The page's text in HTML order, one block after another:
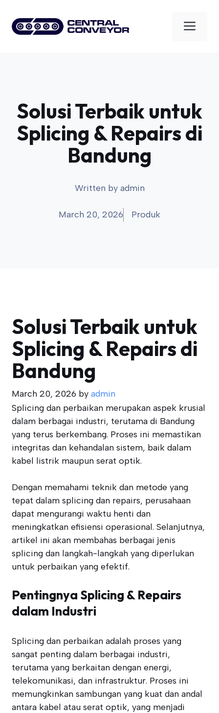
content
Solusi Terbaik untuk
Splicing & Repairs di
Bandung
Written by admin
March 20, 2026 Produk
Solusi Terbaik untuk
Splicing & Repairs di
Bandung
March 20, 2026 by admin
Splicing dan perbaikan merupakan aspek krusial
dalam berbagai industri, terutama di Bandung
yang terus berkembang. Proses ini memastikan
integritas dan kehandalan sistem, baik dalam
kabel listrik maupun serat optik.
Dengan memahami teknik dan metode yang
tepat dalam splicing dan repairs, perusahaan
dapat mengurangi waktu henti dan
meningkatkan efisiensi operasional. Selanjutnya,
artikel ini akan membahas berbagai jenis
splicing dan langkah-langkah yang diperlukan
untuk perbaikan yang efektif.
Pentingnya Splicing & Repairs
dalam Industri
Splicing dan perbaikan adalah proses yang
sangat penting dalam berbagai industri,
terutama yang berkaitan dengan energi,
telekomunikasi, dan infrastruktur. Proses ini
memungkinkan sambungan yang kuat dan andal
antara kabel atau serat optik, yang menjadi